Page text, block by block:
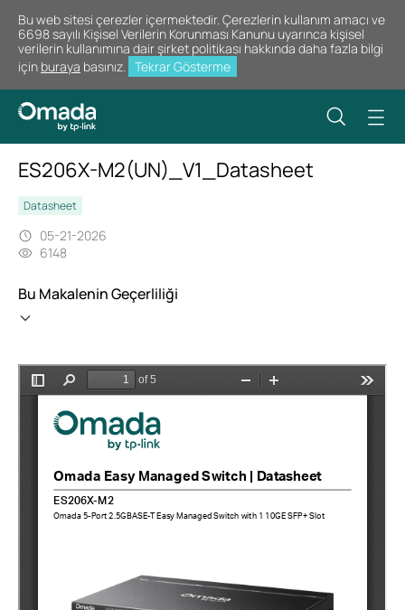
Bu web sitesi çerezler içermektedir. Çerezlerin kullanım amacı ve
6698 sayılı Kişisel Verilerin Korunması Kanunu uyarınca kişisel
verilerin kullanımına dair şirket politikası hakkında daha fazla bilgi
için buraya basınız. Tekrar Gösterme
ES206X-M2(UN)_V1_Datasheet
Datasheet
05-21-2026
6148
Bu Makalenin Geçerliliği